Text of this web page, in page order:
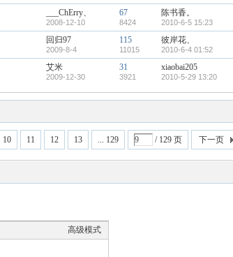
___ChErry、
2008-12-10
67
8424
陈书香。
2010-6-5 15:23
回归97
2009-8-4
115
11015
彼岸花、
2010-6-4 01:52
艾米
2009-12-30
31
3921
xiaobai205
2010-5-29 13:20
10 11 12 13 ... 129 / 129 页 下一页
高级模式